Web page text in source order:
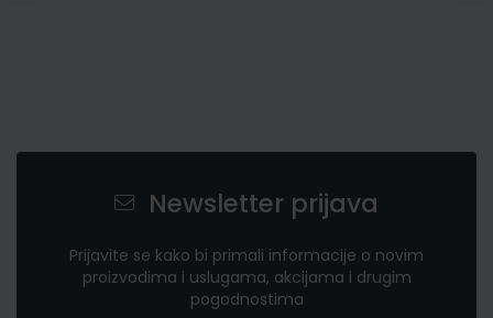
Newsletter prijava
Prijavite se kako bi primali informacije o novim
proizvodima i uslugama, akcijama i drugim
pogodnostima